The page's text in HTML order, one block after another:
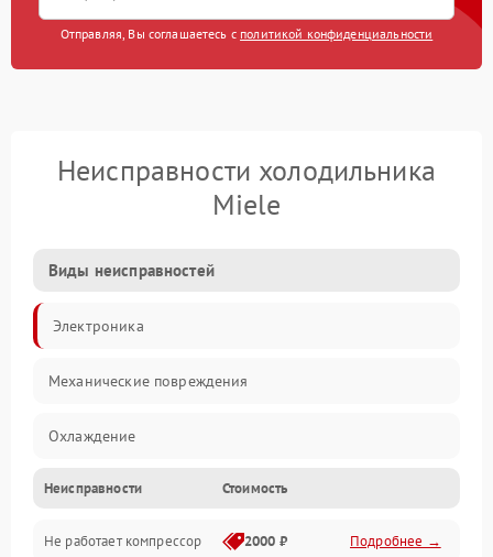
Отправляя, Вы соглашаетесь с политикой конфиденциальности
Неисправности холодильника
Miele
Виды неисправностей
Электроника
Механические повреждения
Охлаждение
Механика
Электропитание
Неисправности Стоимость
Не работает компрессор 2000 ₽ Подробнее →